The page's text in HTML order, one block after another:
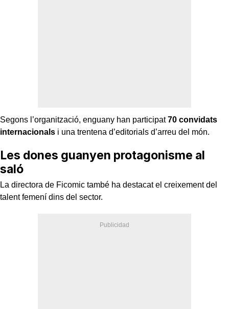
Segons l’organització, enguany han participat70 convidats
internacionals i una trentena d’editorials d’arreu del món.
Les dones guanyen protagonisme al
saló
La directora de Ficomic també ha destacat el creixement del
talent femení dins del sector.